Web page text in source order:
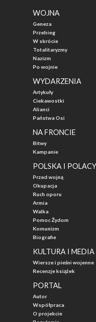
WOJNA
Geneza
Przebieg
W skrócie
Totalitaryzmy
Nazizm
Po wojnie
WYDARZENIA
Artykuły
Ciekawostki
Alianci
Państwa Osi
NA FRONCIE
Bitwy
Kampanie
POLSKA I POLACY
Przed wojną
Okupacja
Ruch oporu
Armia
Walka
Pomoc Żydom
Komunizm
Biografie
KULTURA I MEDIA
Wiersze i pieśni wojenne
Recenzje książek
PORTAL
Autor
Współpraca
O projekcie